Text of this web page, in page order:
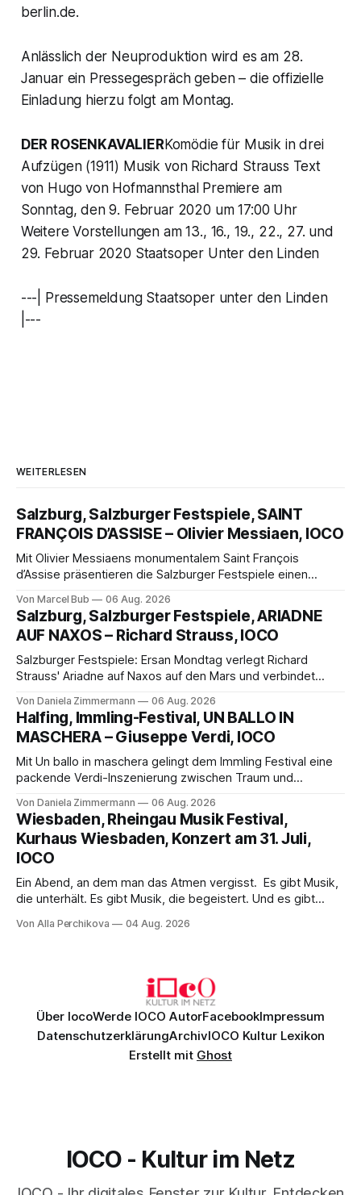
berlin.de.
Anlässlich der Neuproduktion wird es am 28.
Januar ein Pressegespräch geben – die offizielle
Einladung hierzu folgt am Montag.
DER ROSENKAVALIERKomödie für Musik in drei
Aufzügen (1911) Musik von Richard Strauss Text
von Hugo von Hofmannsthal Premiere am
Sonntag, den 9. Februar 2020 um 17:00 Uhr
Weitere Vorstellungen am 13., 16., 19., 22., 27. und
29. Februar 2020 Staatsoper Unter den Linden
---| Pressemeldung Staatsoper unter den Linden
|---
WEITERLESEN
Salzburg, Salzburger Festspiele, SAINT
FRANÇOIS D’ASSISE – Olivier Messiaen, IOCO
Mit Olivier Messiaens monumentalem Saint François
d’Assise präsentieren die Salzburger Festspiele einen
eine bildgewaltige Inszenierung, Maxime Pascal entfaltet
die komplexe Partitur eindrucksvoll, Philippe Sly berührt als
Franziskus.
Von Marcel Bub 06 Aug. 2026
Salzburg, Salzburger Festspiele, ARIADNE
AUF NAXOS – Richard Strauss, IOCO
Salzburger Festspiele: Ersan Mondtag verlegt Richard
Strauss' Ariadne auf Naxos auf den Mars und verbindet
Aufführung mit starken Solisten und den Wiener
Philharmonikern, szenisch bleibt der zweite Akt jedoch
hinter den Erwartungen zurück.
Von Daniela Zimmermann 06 Aug. 2026
Halfing, Immling-Festival, UN BALLO IN
MASCHERA – Giuseppe Verdi, IOCO
Mit Un ballo in maschera gelingt dem Immling Festival eine
packende Verdi-Inszenierung zwischen Traum und
psychologische Tiefe mit starken Bildern, getragen von
einem spielfreudigen Ensemble und einer musikalisch
überzeugenden Gesamtleistung.
Von Daniela Zimmermann 06 Aug. 2026
Wiesbaden, Rheingau Musik Festival,
Kurhaus Wiesbaden, Konzert am 31. Juli,
IOCO
Ein Abend, an dem man das Atmen vergisst. Es gibt Musik,
die unterhält. Es gibt Musik, die begeistert. Und es gibt
Genau so war der Abend im Kurhaus Wiesbaden, an dem
Von Alla Perchikova 04 Aug. 2026
Über IocoWerde IOCO AutorFacebookImpressum
DatenschutzerklärungArchivIOCO Kultur Lexikon
Erstellt mit Ghost
IOCO - Kultur im Netz